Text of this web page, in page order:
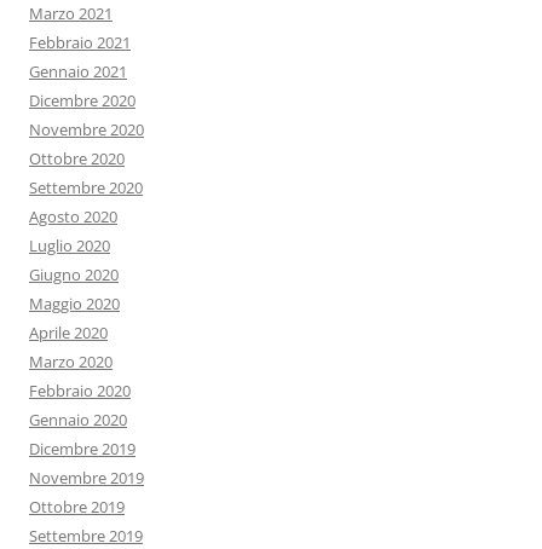
Marzo 2021
Febbraio 2021
Gennaio 2021
Dicembre 2020
Novembre 2020
Ottobre 2020
Settembre 2020
Agosto 2020
Luglio 2020
Giugno 2020
Maggio 2020
Aprile 2020
Marzo 2020
Febbraio 2020
Gennaio 2020
Dicembre 2019
Novembre 2019
Ottobre 2019
Settembre 2019